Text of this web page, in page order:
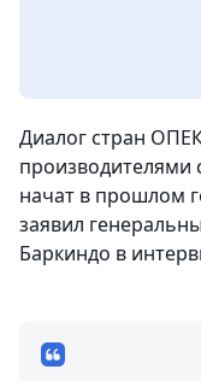
Диалог стран
производителями
начат в прошлом
заявил
Баркиндо в